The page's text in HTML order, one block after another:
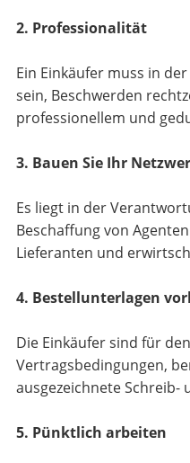
2. Professionalität
Ein Einkäufer muss in
sein, Beschwerden
professionellem und
3. Bauen Sie Ihr
Es liegt in der
Beschaffung von
Lieferanten und
4. Bestellunterlagen
Die Einkäufer sind für
Vertragsbedingungen,
ausgezeichnete
5. Pünktlich arbeiten